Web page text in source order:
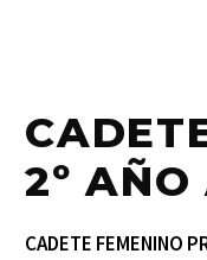
2º AÑO
CADETE FEMENINO